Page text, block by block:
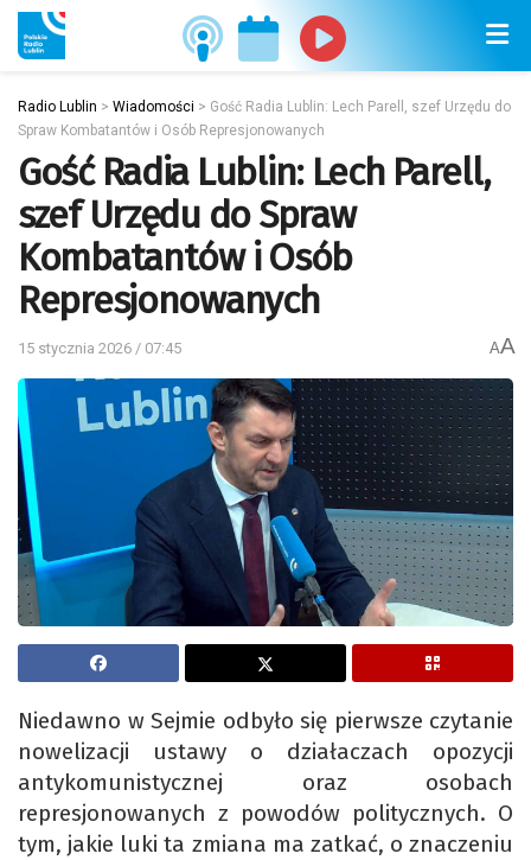
Radio Lublin > Wiadomości > Gość Radia Lublin: Lech Parell, szef Urzędu do
Spraw Kombatantów i Osób Represjonowanych
Gość Radia Lublin: Lech Parell,
szef Urzędu do Spraw
Kombatantów i Osób
Represjonowanych
15 stycznia 2026 / 07:45 AA
Niedawno w Sejmie odbyło się pierwsze czytanie
nowelizacji ustawy o działaczach opozycji
antykomunistycznej oraz osobach
represjonowanych z powodów politycznych. O
tym, jakie luki ta zmiana ma zatkać, o znaczeniu